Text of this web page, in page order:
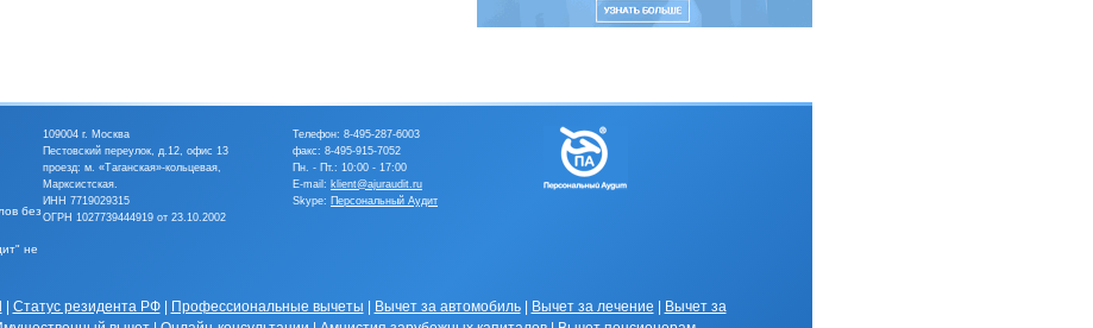
без
не
109004 г. Москва
Пестовский переулок, д.12, офис 13
проезд: м. «Таганская»-кольцевая,
Марксистская.
ИНН 7719029315
ОГРН 1027739444919 от 23.10.2002
Телефон: 8-495-287-6003
факс: 8-495-915-7052
Пн. - Пт.: 10:00 - 17:00
E-mail: klient@ajuraudit.ru
Skype: Персональный Аудит
| Статус резидента РФ| Профессиональные вычеты | Вычет за автомобиль| Вычет за лечение | Вычет за